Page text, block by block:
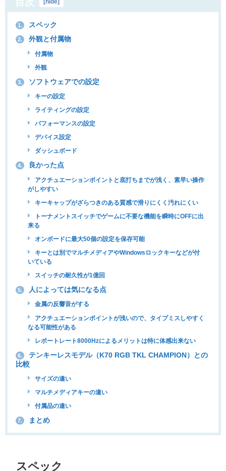
目次 hide
1. スペック
2. 外観と付属物
付属物
外観
3. ソフトウェアでの設定
キーの設定
ライティングの設定
パフォーマンスの設定
デバイス設定
ダッシュボード
4. 良かった点
アクチュエーションポイントと底打ちまでが浅く、素早い操作
がしやすい
キーキャップがざらつきのある質感で滑りにくく汚れにくい
トーナメントスイッチでゲームに不要な機能を瞬時にOFFに出
来る
オンボードに最大50個の設定を保存可能
キーとは別でマルチメディアやWindowsロックキーなどが付
いている
スイッチの耐久性が1億回
5. 人によっては気になる点
金属の反響音がする
アクチュエーションポイントが浅いので、タイプミスしやすく
なる可能性がある
レポートレート8000Hzによるメリットは特に体感出来ない
6.
テンキーレスモデル（K70 RGB TKL CHAMPION）との
比較
サイズの違い
マルチメディアキーの違い
付属品の違い
7. まとめ
スペック